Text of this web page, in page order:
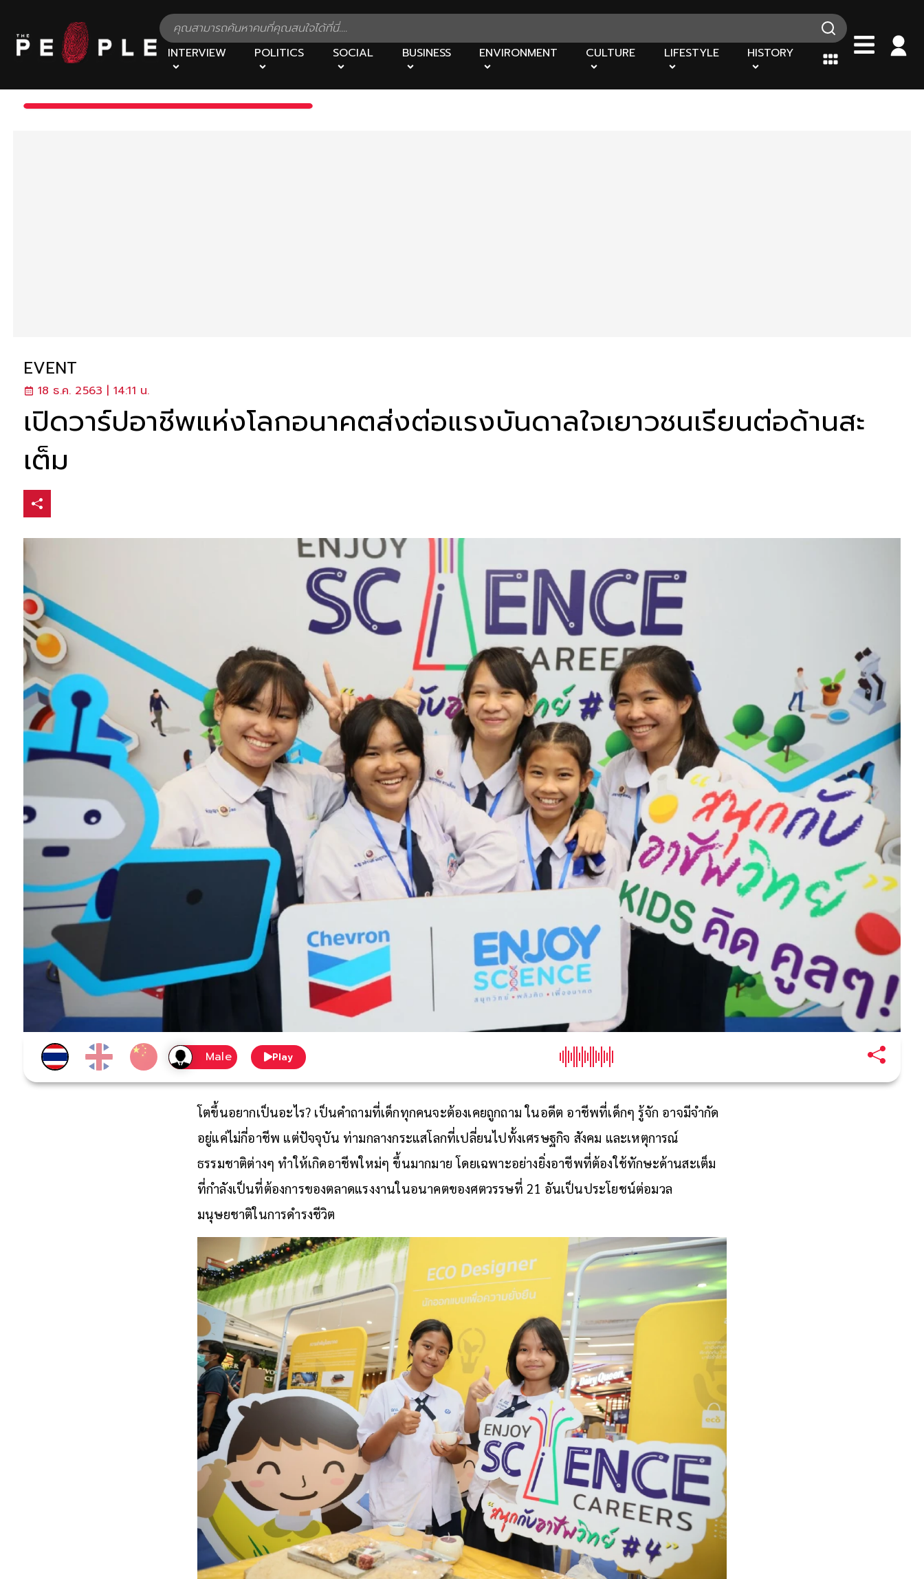
INTERVIEW POLITICS SOCIAL BUSINESS ENVIRONMENT CULTURE LIFESTYLE HISTORY
EVENT
18 ธ.ค. 2563 | 14:11 น.
เปิดวาร์ปอาชีพแห่งโลกอนาคตส่งต่อแรงบันดาลใจเยาวชนเรียนต่อด้านสะ
เต็ม
Play
โตขึ้นอยากเป็นอะไร? เป็นคำถามที่เด็กทุกคนจะต้องเคยถูกถาม ในอดีต อาชีพที่เด็กๆ รู้จัก อาจมีจำกัด
อยู่แค่ไม่กี่อาชีพ แต่ปัจจุบัน ท่ามกลางกระแสโลกที่เปลี่ยนไปทั้งเศรษฐกิจ สังคม และเหตุการณ์
ธรรมชาติต่างๆ ทำให้เกิดอาชีพใหม่ๆ ขึ้นมากมาย โดยเฉพาะอย่างยิ่งอาชีพที่ต้องใช้ทักษะด้านสะเต็ม
ที่กำลังเป็นที่ต้องการของตลาดแรงงานในอนาคตของศตวรรษที่ 21 อันเป็นประโยชน์ต่อมวล
มนุษยชาติในการดำรงชีวิต